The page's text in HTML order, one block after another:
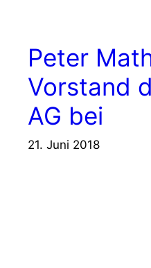
Peter
Vorstand
AG bei
21. Juni 2018